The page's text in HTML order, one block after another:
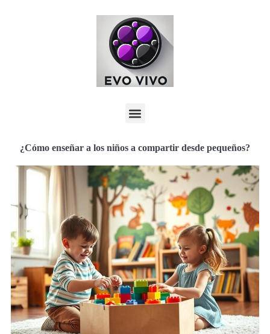
¿Cómo enseñar a los niños a compartir desde pequeños?